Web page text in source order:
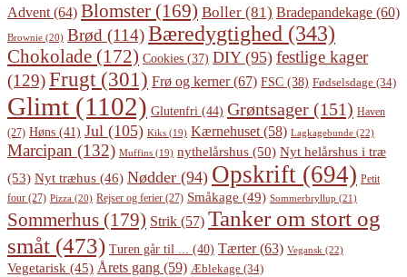
Advent (64) Blomster (169) Boller (81) Bradepandekage (60)
Brownie (20) Brød (114)Bæredygtighed (343)
Chokolade (172) Cookies (37) DIY(95) festlige kager
(129)Frugt(301) Frø og kerner(67) FSC (38) Fødselsdage (34)
Glimt (1102) Glutenfri (44) Grøntsager (151) Haven
(27) Høns (41) Jul (105) Kiks (19) Kærnehuset (58) Lagkagebunde (22)
Marcipan (132) Muffins (19) nythelårshus (50) Nyt helårshus i træ
(53) Nyt træhus (46) Nødder (94) Opskrift (694) Petit
four (27) Pizza (20) Rejser og ferier (27) Småkage (49) Sommerbryllup (21)
Sommerhus (179) Strik (57) Tanker om stort og
småt (473) Turen går til ... (40) Tærter(63) Vegansk (22)
Vegetarisk (45) Årets gang (59) Æblekage (34)